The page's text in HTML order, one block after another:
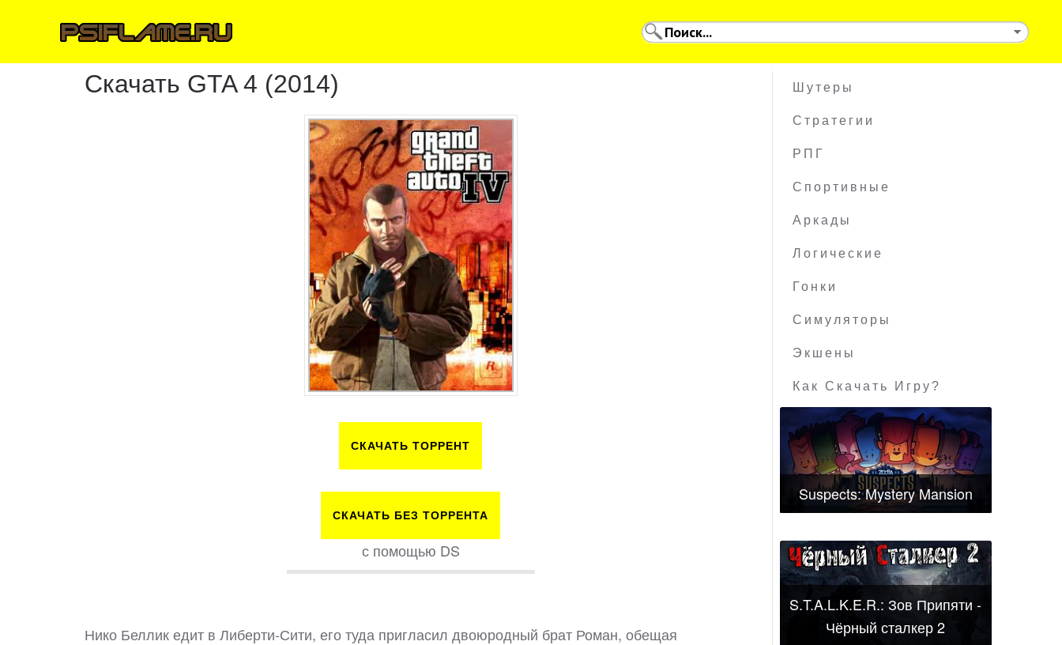
Скачать GTA 4 (2014)
СКАЧАТЬ ТОРРЕНТ
СКАЧАТЬ БЕЗ ТОРРЕНТА
с помощью DS
Нико Беллик едит в Либерти-Сити, его туда пригласил двоюродный брат Роман, обещая
Шутеры
Стратегии
РПГ
Спортивные
Аркады
Логические
Гонки
Симуляторы
Экшены
Как Скачать Игру?
Suspects: Mystery Mansion
S.T.A.L.K.E.R.: Зов Припяти -
Чёрный сталкер 2